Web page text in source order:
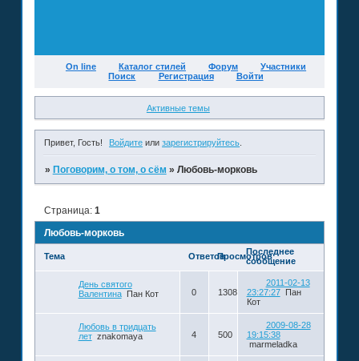
On line Каталог стилей Форум
Участники
Поиск
Регистрация Войти
Активные темы
Привет, Гость! Войдите илизарегистрируйтесь
» Поговорим, о том, о сём » Любовь-морковь
Любовь-морковь
Страница: 1
Тема ОтветовПросмотров
Последнее
сообщение
День святого
Валентина
Пан Кот 0 1308
2011-02-13
23:27:27
Пан
Кот
Любовь в тридцать
лет znakomaya 4 500
2009-08-28
19:15:38
marmeladka